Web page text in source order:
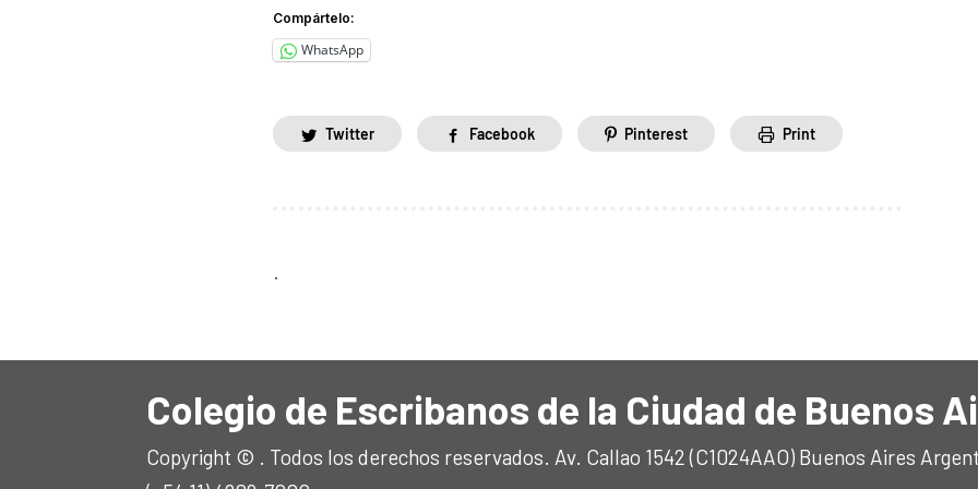
Compártelo:
WhatsApp
Twitter Facebook Pinterest Print
.
Colegio de Escribanos de la Ciudad de Buenos
Copyright © . Todos los derechos reservados. Av. Callao 1542 (C1024AAO) Buenos Aires